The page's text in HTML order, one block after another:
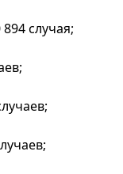
случая;